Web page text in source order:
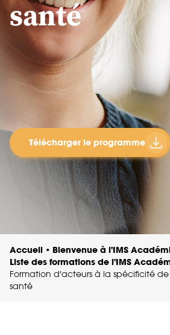
santé
Télécharger le programme
Accueil • Bienvenue à l'IMS
Liste des formations de l'IMS
Formation d'acteurs à la spécificité
santé